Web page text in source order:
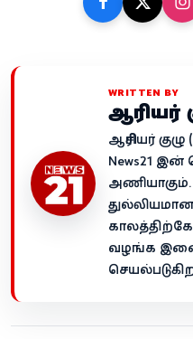
WRITTEN BY
ஆசிரியர்
ஆசிரியர்
News21
அணியாகும்.
வழங்க